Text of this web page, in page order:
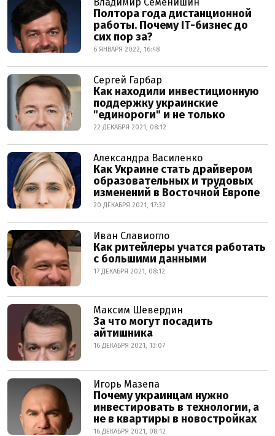
Полтора года дистанционной
работы. Почему ІТ-бизнес до
сих пор за?
6 ЯНВАРЯ 2022, 16:48
Сергей Гарбар
Как находили инвестиционную
поддержку украинские
"единороги" и не только
22 ДЕКАБРЯ 2021, 08:12
Александра Василенко
Как Украине стать драйвером
образовательных и трудовых
изменений в Восточной Европе
20 ДЕКАБРЯ 2021, 17:32
Иван Славиогло
Как ритейлеры учатся работать
с большими данными
17 ДЕКАБРЯ 2021, 08:12
Максим Шевердин
За что могут посадить
айтишника
16 ДЕКАБРЯ 2021, 13:07
Игорь Мазепа
Почему украинцам нужно
инвестировать в технологии, а
не в квартиры в новостройках
16 ДЕКАБРЯ 2021, 08:12